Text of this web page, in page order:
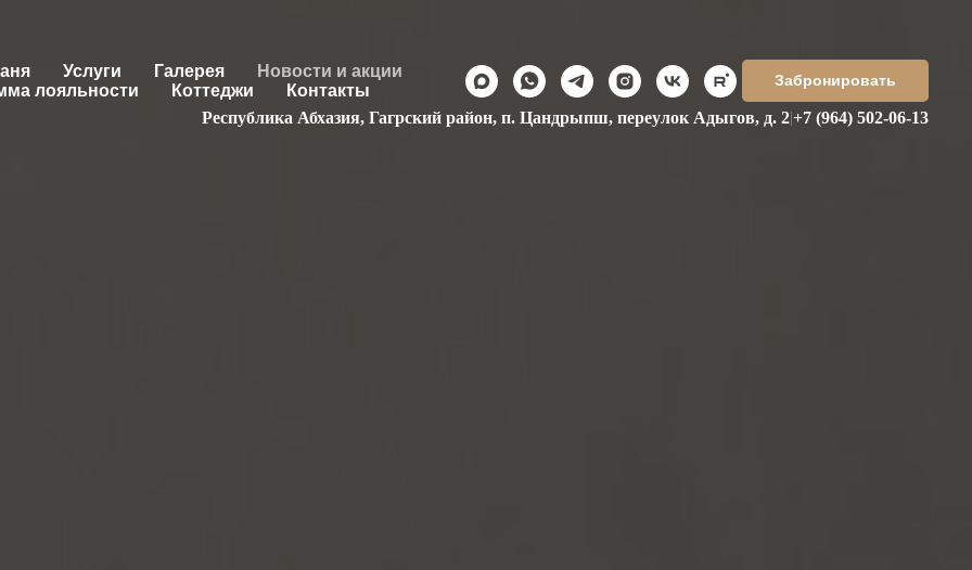
Услуги Галерея
Новости и акции
лояльности
Коттеджи
Контакты
Республика Абхазия, Гагрский район, п. Цандрыпш, переулок Адыгов, д. 2+7 (964) 502-06-13
Забронировать